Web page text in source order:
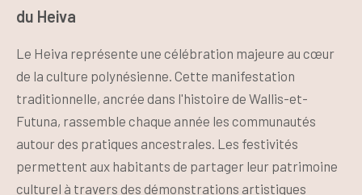
du Heiva
Le Heiva représente une célébration majeure au cœur
de la culture polynésienne. Cette manifestation
traditionnelle, ancrée dans l'histoire de Wallis-et-
Futuna, rassemble chaque année les communautés
autour des pratiques ancestrales. Les festivités
permettent aux habitants de partager leur patrimoine
culturel à travers des démonstrations artistiques